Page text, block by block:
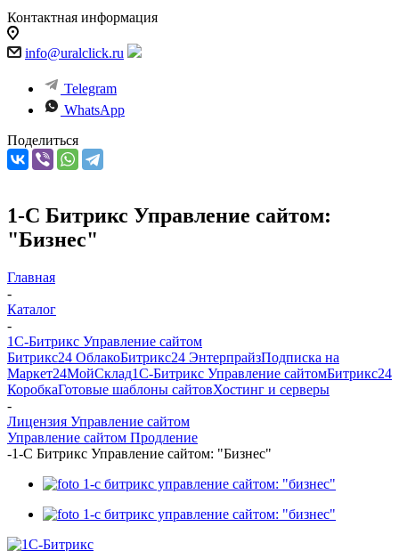
Контактная информация
info@uralclick.ru
Telegram
WhatsApp
Поделиться
1-C Битрикс Управление сайтом:
"Бизнес"
Главная
-
Каталог
-
1С-Битрикс Управление сайтом
Битрикс24 ОблакоБитрикс24 ЭнтерпрайзПодписка на
Маркет24МойСклад1С-Битрикс Управление сайтомБитрикс24
КоробкаГотовые шаблоны сайтовХостинг и серверы
-
Лицензия Управление cайтом
Управление сайтом Продление
-1-C Битрикс Управление сайтом: "Бизнес"